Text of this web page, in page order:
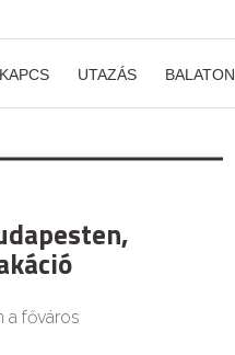
UTAZÁS BALATON
a főváros